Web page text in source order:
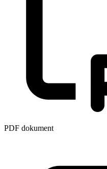
PDF dokument